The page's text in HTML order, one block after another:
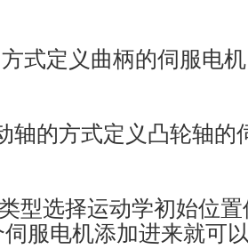
式定义曲柄的伺服电机
轴的方式定义凸轮轴的
型选择运动学初始位
服电机添加进来就可